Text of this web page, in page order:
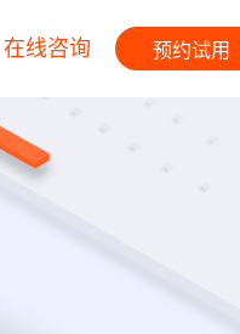
在线咨询 预约试用